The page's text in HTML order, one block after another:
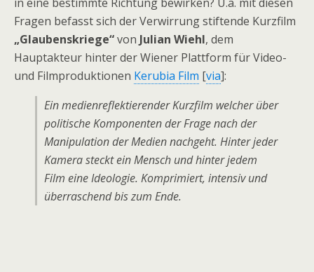
Fragen befasst sich der Verwirrung stiftende Kurzfilm
„Glaubenskriege“von Julian Wiehl, dem
Hauptakteur hinter der Wiener Plattform für Video-
und Filmproduktionen Kerubia Film [via]:
Ein medienreflektierender Kurzfilm welcher über
politische Komponenten der Frage nach der
Manipulation der Medien nachgeht. Hinter jeder
Kamera steckt ein Mensch und hinter jedem
Film eine Ideologie. Komprimiert, intensiv und
überraschend bis zum Ende.